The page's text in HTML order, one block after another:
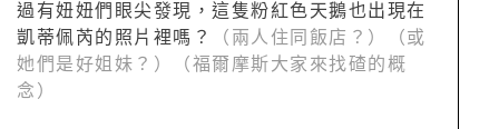
過有妞妞們眼尖發現，這隻粉紅色天鵝也出現在
凱蒂佩芮的照片裡嗎？
（兩人住同飯店？）（或
她們是好姐妹？）（福爾摩斯大家來找碴的概
念）